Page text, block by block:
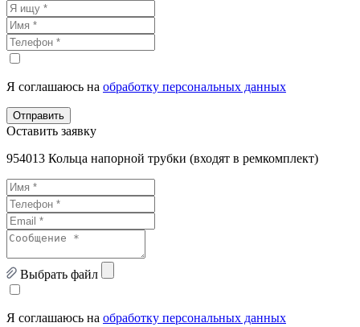
Я соглашаюсь на обработку персональных данных
Отправить
Оставить заявку
954013 Кольца напорной трубки (входят в ремкомплект)
Выбрать файл
Я соглашаюсь на обработку персональных данных